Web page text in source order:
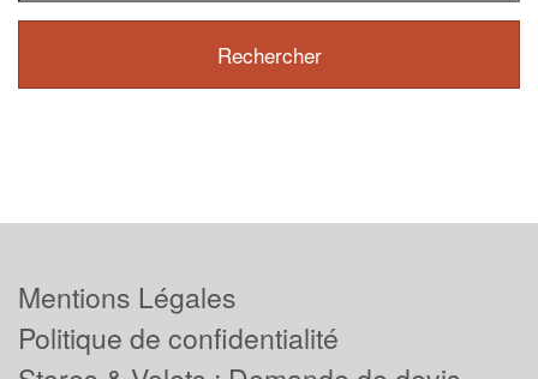
Mentions Légales
Politique de confidentialité